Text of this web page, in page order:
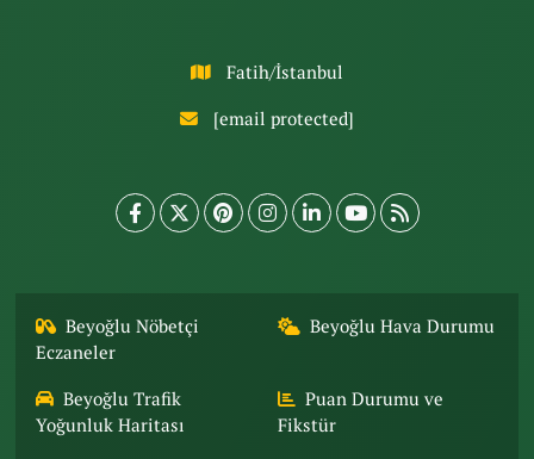
Fatih/İstanbul
[email protected]
Beyoğlu Nöbetçi
Eczaneler
Beyoğlu Hava Durumu
Beyoğlu Trafik
Yoğunluk Haritası
Puan Durumu ve
Fikstür